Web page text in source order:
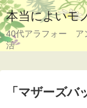
本当によいモ
40代アラフォー ア
活
「 マザーズバ